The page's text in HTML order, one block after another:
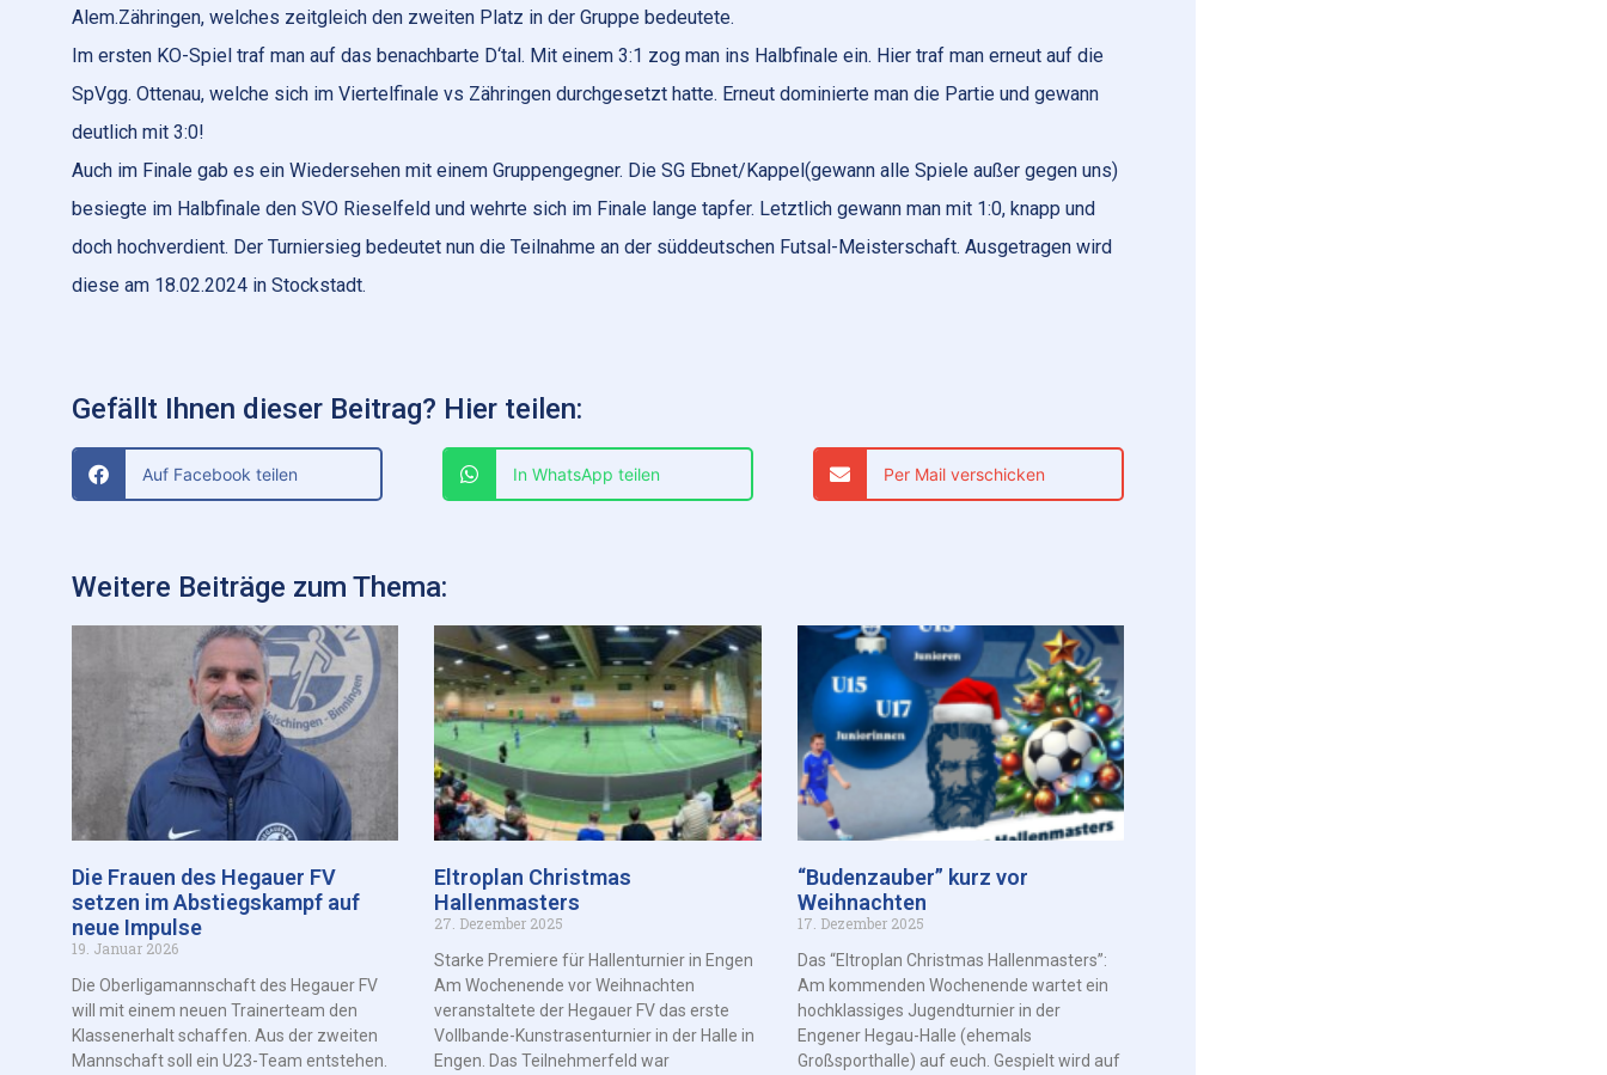
Alem.Zähringen, welches zeitgleich den zweiten Platz in der Gruppe bedeutete.
Im ersten KO-Spiel traf man auf das benachbarte D‘tal. Mit einem 3:1 zog man ins Halbfinale ein. Hier traf man erneut auf die
SpVgg. Ottenau, welche sich im Viertelfinale vs Zähringen durchgesetzt hatte. Erneut dominierte man die Partie und gewann
deutlich mit 3:0!
Auch im Finale gab es ein Wiedersehen mit einem Gruppengegner. Die SG Ebnet/Kappel(gewann alle Spiele außer gegen uns)
besiegte im Halbfinale den SVO Rieselfeld und wehrte sich im Finale lange tapfer. Letztlich gewann man mit 1:0, knapp und
doch hochverdient. Der Turniersieg bedeutet nun die Teilnahme an der süddeutschen Futsal-Meisterschaft. Ausgetragen wird
diese am 18.02.2024 in Stockstadt.
Gefällt Ihnen dieser Beitrag? Hier teilen:
Auf Facebook teilen In WhatsApp teilen Per Mail verschicken
Weitere Beiträge zum Thema:
Die Frauen des Hegauer FV
setzen im Abstiegskampf auf
neue Impulse
19. Januar 2026
Die Oberligamannschaft des Hegauer FV
will mit einem neuen Trainerteam den
Klassenerhalt schaffen. Aus der zweiten
Mannschaft soll ein U23-Team entstehen.
Eltroplan Christmas
Hallenmasters
27. Dezember 2025
Starke Premiere für Hallenturnier in Engen
Am Wochenende vor Weihnachten
veranstaltete der Hegauer FV das erste
Vollbande-Kunstrasenturnier in der Halle in
Engen. Das Teilnehmerfeld war
“Budenzauber” kurz vor
Weihnachten
17. Dezember 2025
Das “Eltroplan Christmas Hallenmasters”:
Am kommenden Wochenende wartet ein
hochklassiges Jugendturnier in der
Engener Hegau-Halle (ehemals
Großsporthalle) auf euch. Gespielt wird auf